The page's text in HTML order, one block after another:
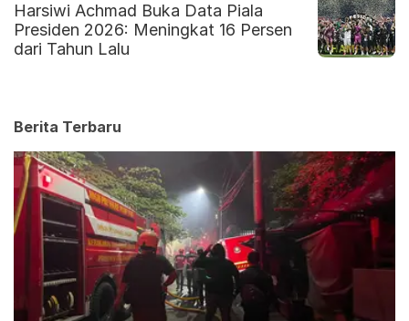
Harsiwi Achmad Buka Data Piala
Presiden 2026: Meningkat 16 Persen
dari Tahun Lalu
Berita Terbaru